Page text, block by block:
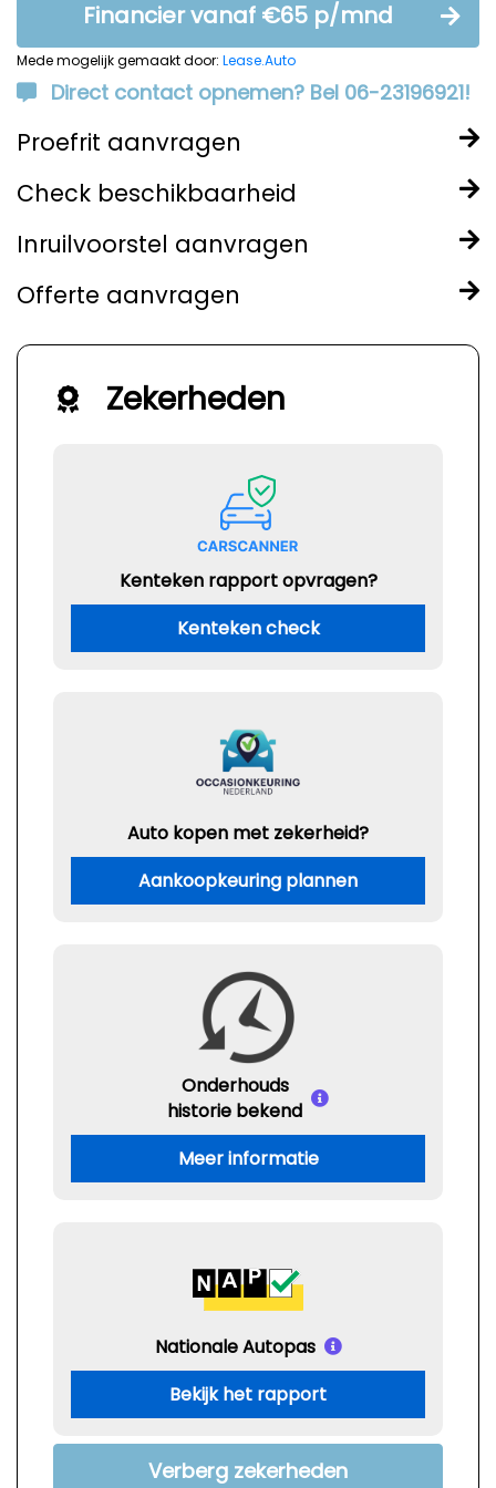
Financier vanaf €65 p/mnd
Mede mogelijk gemaakt door: Lease.Auto
Direct contact opnemen? Bel 06-23196921!
Proefrit aanvragen
Check beschikbaarheid
Inruilvoorstel aanvragen
Offerte aanvragen
Zekerheden
Kenteken rapport opvragen?
Kenteken check
Auto kopen met zekerheid?
Aankoopkeuring plannen
Onderhouds
historie bekend
Meer informatie
Nationale Autopas
Bekijk het rapport
Verberg zekerheden